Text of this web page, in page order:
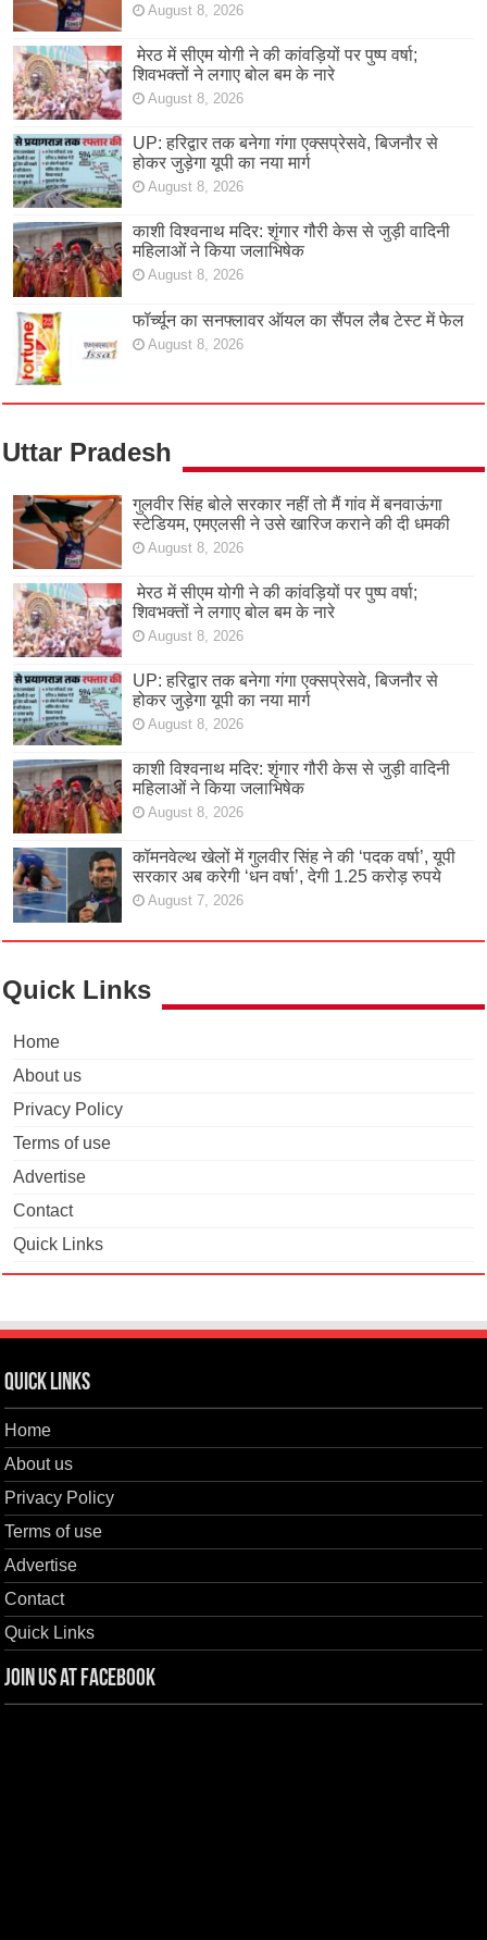
August 8, 2026
मेरठ में सीएम योगी ने की कांवड़ियों पर पुष्प वर्षा;
शिवभक्तों ने लगाए बोल बम के नारे
August 8, 2026
UP: हरिद्वार तक बनेगा गंगा एक्सप्रेसवे, बिजनौर से
होकर जुड़ेगा यूपी का नया मार्ग
August 8, 2026
काशी विश्वनाथ मदिर: शृंगार गौरी केस से जुड़ी वादिनी
महिलाओं ने किया जलाभिषेक
August 8, 2026
फॉर्च्यून का सनफ्लावर ऑयल का सैंपल लैब टेस्ट में फेल
August 8, 2026
Uttar Pradesh
गुलवीर सिंह बोले सरकार नहीं तो मैं गांव में बनवाऊंगा
स्टेडियम, एमएलसी ने उसे खारिज कराने की दी धमकी
August 8, 2026
मेरठ में सीएम योगी ने की कांवड़ियों पर पुष्प वर्षा;
शिवभक्तों ने लगाए बोल बम के नारे
August 8, 2026
UP: हरिद्वार तक बनेगा गंगा एक्सप्रेसवे, बिजनौर से
होकर जुड़ेगा यूपी का नया मार्ग
August 8, 2026
काशी विश्वनाथ मदिर: शृंगार गौरी केस से जुड़ी वादिनी
महिलाओं ने किया जलाभिषेक
August 8, 2026
कॉमनवेल्थ खेलों में गुलवीर सिंह ने की ‘पदक वर्षा’, यूपी
सरकार अब करेगी ‘धन वर्षा’, देगी 1.25 करोड़ रुपये
August 7, 2026
Quick Links
Home
About us
Privacy Policy
Terms of use
Advertise
Contact
Quick Links
Quick Links
Home
About us
Privacy Policy
Terms of use
Advertise
Contact
Quick Links
Join us at Facebook